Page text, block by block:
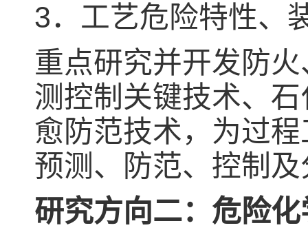
3．工艺危险特性、
重点研究并开发防
测控制关键技术、
愈防范技术，为过
预测、防范、控制
研究方向二：危险